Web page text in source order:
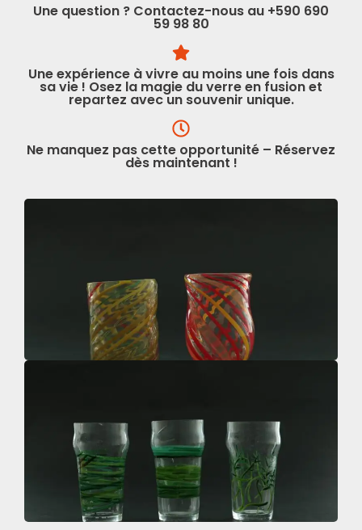
Une question ? Contactez-nous au +590 690
59 98 80
Une expérience à vivre au moins une fois dans
sa vie ! Osez la magie du verre en fusion et
repartez avec un souvenir unique.
Ne manquez pas cette opportunité – Réservez
dès maintenant !